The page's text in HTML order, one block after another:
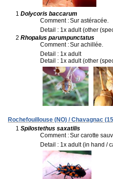
1 Dolycoris baccarum
Comment :Sur astéracée.
Detail : 1x adult (other
2 Rhopalus parumpunctatus
Comment :Sur achillée.
Detail : 1x adult
Detail : 1x adult (other
Rochefouillouse (NO) / Chavagnac
1 Spilostethus saxatilis
Comment :Sur carotte
Detail : 1x adult (in hand /